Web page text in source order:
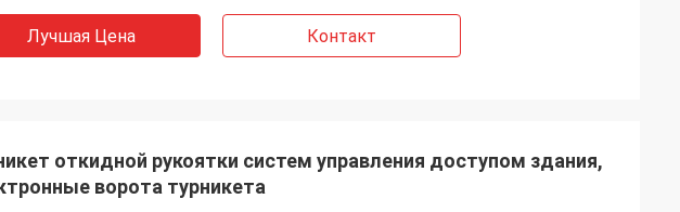
Лучшая Цена Контакт
откидной рукоятки систем управления доступом здания,
ворота турникета